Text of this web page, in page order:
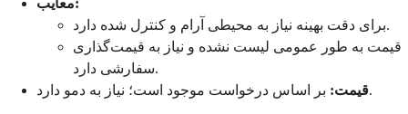
برای دقت بهینه نیاز به محیطی آرام و کنترل شده دارد.
قیمت به طور عمومی لیست نشده و نیاز به قیمت‌گذاری
سفارشی دارد.
قیمت:بر اساس درخواست موجود است؛ نیاز به دمو دارد.